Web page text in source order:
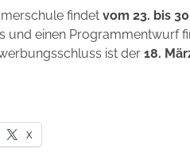
findet vom 23. bis
und einen Programmentwurf
ist der 18.
X